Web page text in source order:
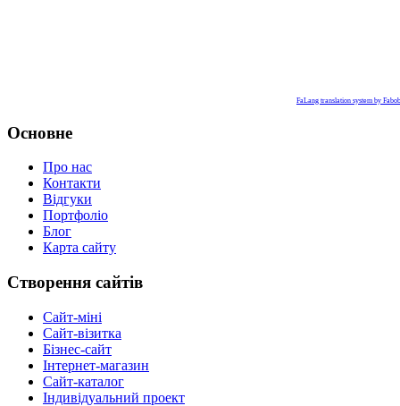
FaLang translation system by
Основне
Про нас
Контакти
Відгуки
Портфоліо
Блог
Карта сайту
Створення сайтів
Сайт-міні
Сайт-візитка
Бізнес-сайт
Інтернет-магазин
Сайт-каталог
Індивідуальний проект